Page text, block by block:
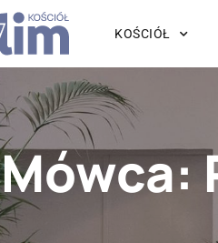
KOŚCIÓŁ
Mówca: